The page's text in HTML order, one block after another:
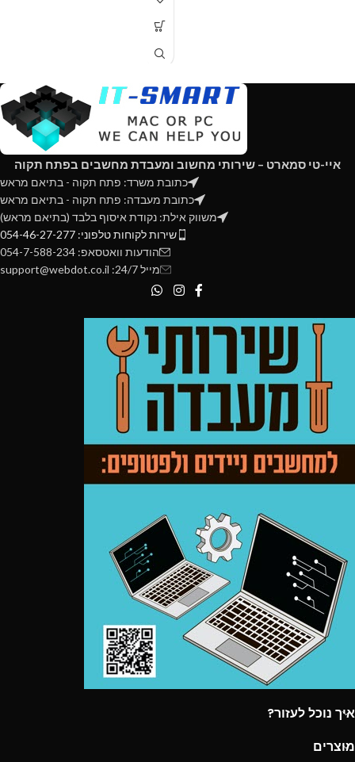
איי-טי סמארט – שירותי מחשוב ומעבדת מחשבים בפתח תקוה
כתובת משרד: פתח תקוה - בתיאם מראש
כתובת מעבדה: פתח תקוה - בתיאם מראש
משווק אילת: נקודת איסוף בלבד (בתיאם מראש)
שירות לקוחות טלפוני: 054-46-27-277
הודעות וואטסאפ: 054-7-588-234
מייל 24/7: support@webdot.co.il
איך נוכל לעזור?
מוצרים